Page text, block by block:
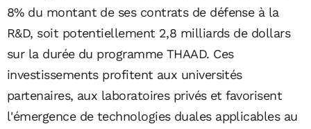
8% du montant de ses contrats de défense à la
R&D, soit potentiellement 2,8 milliards de dollars
sur la durée du programme THAAD. Ces
investissements profitent aux universités
partenaires, aux laboratoires privés et favorisent
l'émergence de technologies duales applicables au